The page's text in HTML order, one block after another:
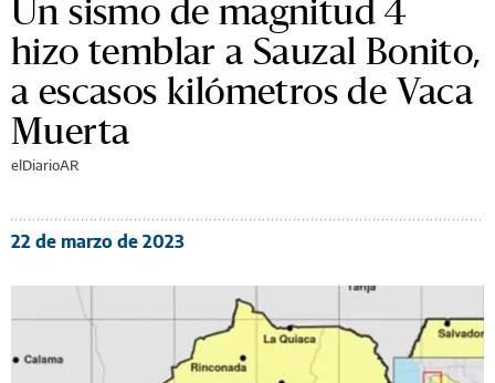
Un sismo de magnitud 4
hizo temblar a Sauzal Bonito,
a escasos kilómetros de Vaca
Muerta
elDiarioAR
22 de marzo de 2023